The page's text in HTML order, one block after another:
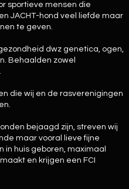
sportieve mensen die
JACHT-hond veel liefde maar
te geven.
dwz genetica, ogen,
Behaalden zowel
die wij en de rasverenigingen
bejaagd zijn, streven wij
maar vooral lieve fijne
in huis geboren, maximaal
en krijgen een FCI